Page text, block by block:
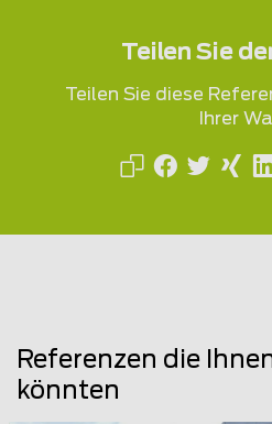
Teilen Sie
Teilen Sie diese
Ihrer
Referenzen die
könnten